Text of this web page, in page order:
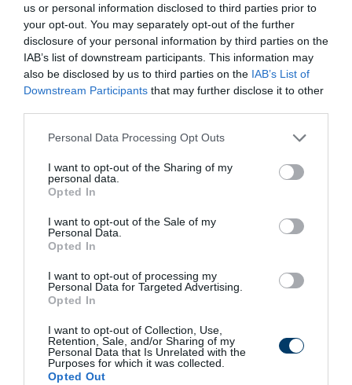
us or personal information disclosed to third parties prior to
your opt-out. You may separately opt-out of the further
disclosure of your personal information by third parties on the
IAB’s list of downstream participants. This information may
also be disclosed by us to third parties on the IAB’s List of
Downstream Participants that may further disclose it to other
Please note that this website/app uses one or more Google
not limited to your visit or usage behaviour. You may click to
grant or deny consent to Google and its third-party tags to
use your data for below specified purposes in below Google
consent section.
Personal Data Processing Opt Outs
I want to opt-out of the Sharing of my
personal data.
Opted In
I want to opt-out of the Sale of my
Personal Data.
Opted In
I want to opt-out of processing my
Personal Data for Targeted Advertising.
Opted In
I want to opt-out of Collection, Use,
Retention, Sale, and/or Sharing of my
Personal Data that Is Unrelated with the
Purposes for which it was collected.
Opted Out
8 h 25 min
Fungus Dries Up And Falls Off After The First
199 185
8 h 11 min